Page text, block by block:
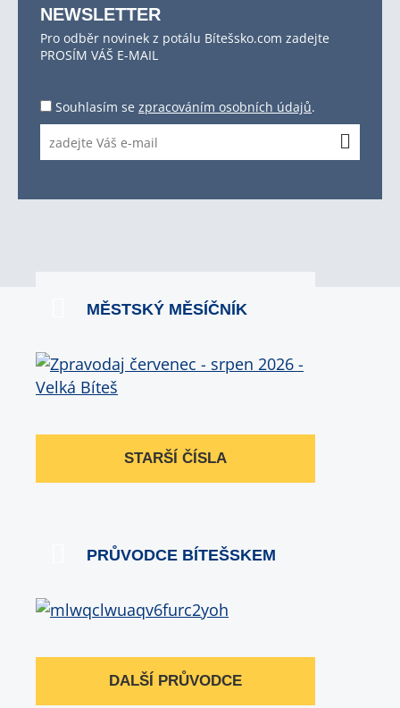
NEWSLETTER
Pro odběr novinek z potálu Bítešsko.com zadejte
PROSÍM VÁŠ E-MAIL
Souhlasím se zpracováním osobních údajů.
MĚSTSKÝ MĚSÍČNÍK
STARŠÍ ČÍSLA
PRŮVODCE BÍTEŠSKEM
DALŠÍ PRŮVODCE